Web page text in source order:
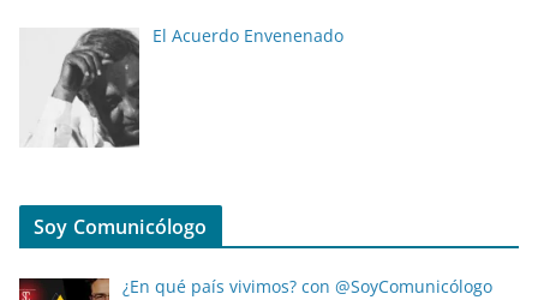
El Acuerdo Envenenado
Soy Comunicólogo
¿En qué país vivimos? con @SoyComunicólogo